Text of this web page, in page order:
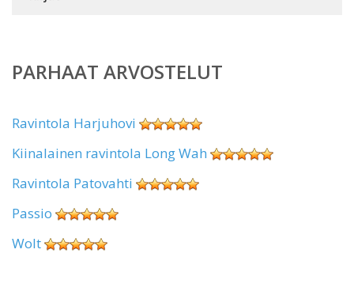
PARHAAT ARVOSTELUT
Ravintola Harjuhovi
Kiinalainen ravintola Long Wah
Ravintola Patovahti
Passio
Wolt